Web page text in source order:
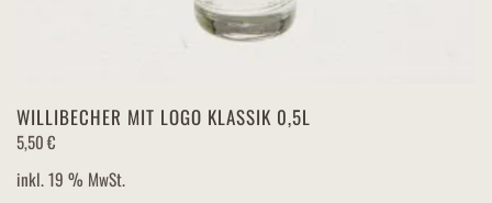
WILLIBECHER MIT LOGO KLASSIK 0,5L
5,50€
inkl. 19 % MwSt.